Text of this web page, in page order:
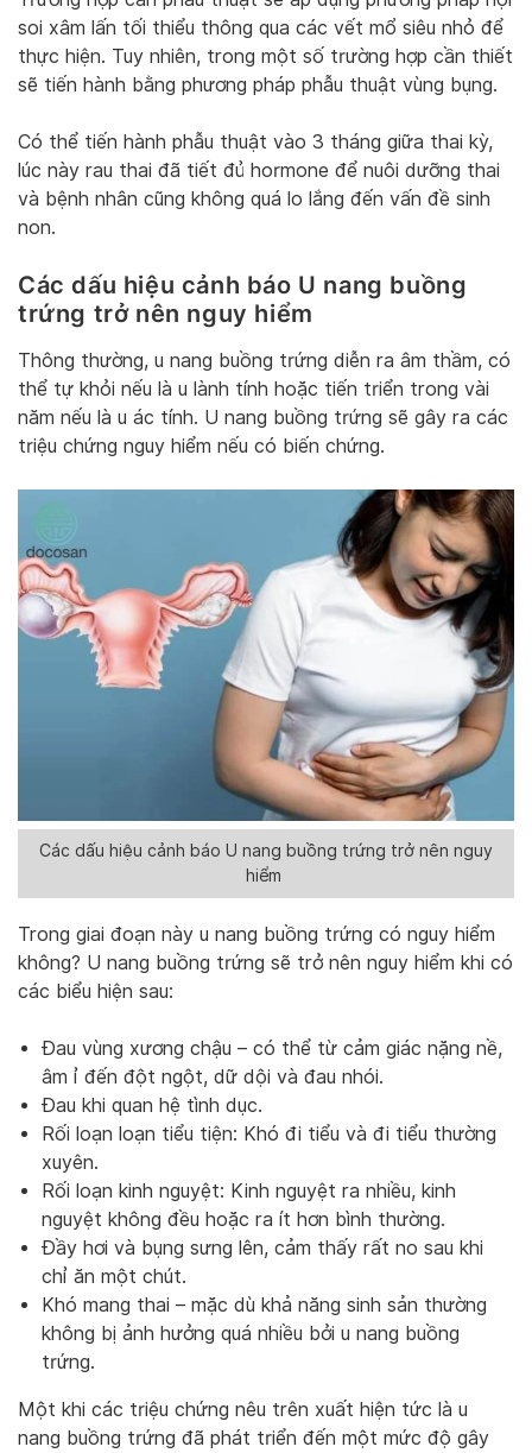
soi xâm lấn tối thiểu thông qua các vết mổ siêu nhỏ để
thực hiện. Tuy nhiên, trong một số trường hợp cần thiết
sẽ tiến hành bằng phương pháp phẫu thuật vùng bụng.
Có thể tiến hành phẫu thuật vào 3 tháng giữa thai kỳ,
lúc này rau thai đã tiết đủ hormone để nuôi dưỡng thai
và bệnh nhân cũng không quá lo lắng đến vấn đề sinh
non.
Các dấu hiệu cảnh báo U nang buồng
trứng trở nên nguy hiểm
Thông thường, u nang buồng trứng diễn ra âm thầm, có
thể tự khỏi nếu là u lành tính hoặc tiến triển trong vài
năm nếu là u ác tính. U nang buồng trứng sẽ gây ra các
triệu chứng nguy hiểm nếu có biến chứng.
Các dấu hiệu cảnh báo U nang buồng trứng trở nên nguy
hiểm
Trong giai đoạn này u nang buồng trứng có nguy hiểm
không? U nang buồng trứng sẽ trở nên nguy hiểm khi có
các biểu hiện sau:
Đau vùng xương chậu – có thể từ cảm giác nặng nề,
âm ỉ đến đột ngột, dữ dội và đau nhói.
Đau khi quan hệ tình dục.
Rối loạn loạn tiểu tiện: Khó đi tiểu và đi tiểu thường
xuyên.
Rối loạn kinh nguyệt: Kinh nguyệt ra nhiều, kinh
nguyệt không đều hoặc ra ít hơn bình thường.
Đầy hơi và bụng sưng lên, cảm thấy rất no sau khi
chỉ ăn một chút.
Khó mang thai – mặc dù khả năng sinh sản thường
không bị ảnh hưởng quá nhiều bởi u nang buồng
trứng.
Một khi các triệu chứng nêu trên xuất hiện tức là u
nang buồng trứng đã phát triển đến một mức độ gây